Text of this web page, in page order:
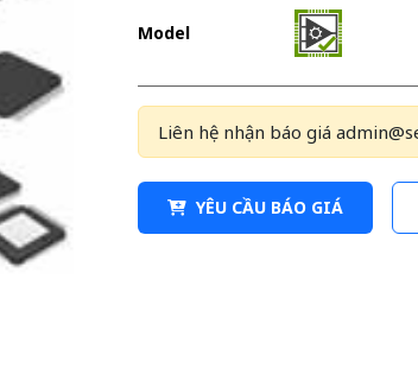
Model
Liên hệ nhận báo giá
YÊU CẦU BÁO GIÁ